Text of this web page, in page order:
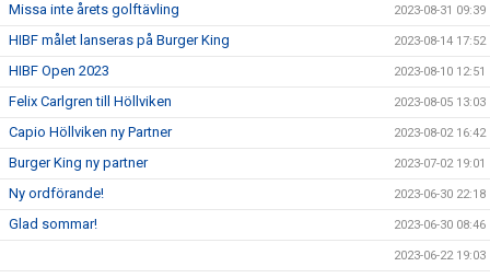
Missa inte årets golftävling 2023-08-31 09:39
HIBF målet lanseras på Burger King 2023-08-14 17:52
HIBF Open 2023 2023-08-10 12:51
Felix Carlgren till Höllviken 2023-08-05 13:03
Capio Höllviken ny Partner 2023-08-02 16:42
Burger King ny partner 2023-07-02 19:01
Ny ordförande! 2023-06-30 22:18
Glad sommar! 2023-06-30 08:46
2023-06-22 19:03